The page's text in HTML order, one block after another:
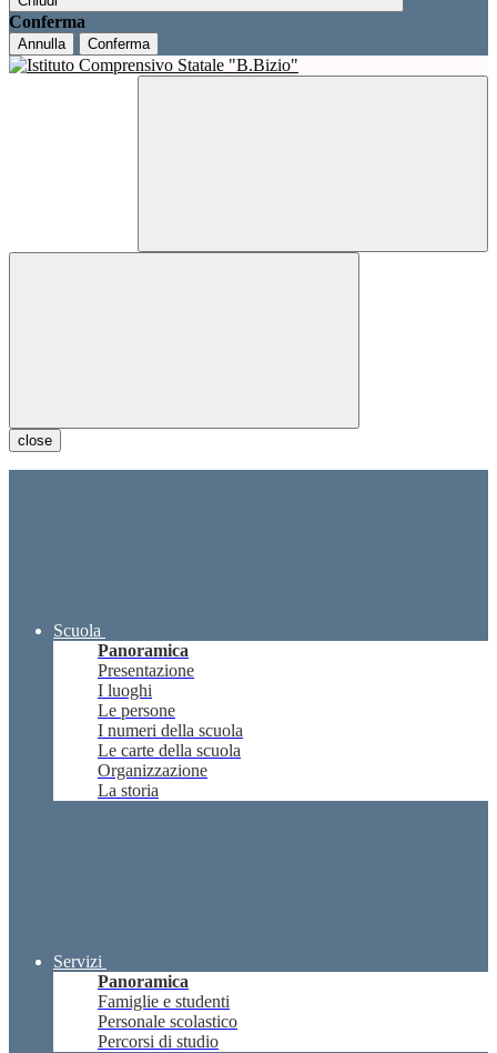
Conferma
Annulla Conferma
close
Scuola
Panoramica
Presentazione
I luoghi
Le persone
I numeri della scuola
Le carte della scuola
Organizzazione
La storia
Servizi
Panoramica
Famiglie e studenti
Personale scolastico
Percorsi di studio